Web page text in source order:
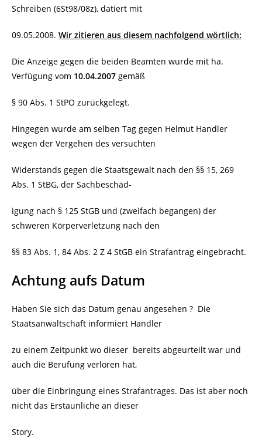
Schreiben (6St98/08z), datiert mit
09.05.2008. Wir zitieren aus diesem nachfolgend wörtlich:
Die Anzeige gegen die beiden Beamten wurde mit ha.
Verfügung vom 10.04.2007 gemäß
§ 90 Abs. 1 StPO zurückgelegt.
Hingegen wurde am selben Tag gegen Helmut Handler
wegen der Vergehen des versuchten
Widerstands gegen die Staatsgewalt nach den §§ 15, 269
Abs. 1 StBG, der Sachbeschäd-
igung nach § 125 StGB und (zweifach begangen) der
schweren Körperverletzung nach den
§§ 83 Abs. 1, 84 Abs. 2 Z 4 StGB ein Strafantrag eingebracht.
Achtung aufs Datum
Haben Sie sich das Datum genau angesehen ? Die
Staatsanwaltschaft informiert Handler
zu einem Zeitpunkt wo dieser bereits abgeurteilt war und
auch die Berufung verloren hat,
über die Einbringung eines Strafantrages. Das ist aber noch
nicht das Erstaunliche an dieser
Story.